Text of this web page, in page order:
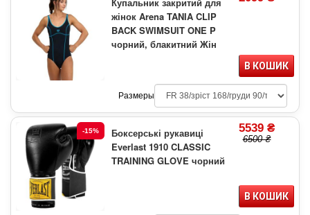
жінок Arena TANIA CLIP
BACK SWIMSUIT ONE P
чорний, блакитний Жін
В КОШИК
Размеры
-15%
Боксерські рукавиці
Everlast 1910 CLASSIC
TRAINING GLOVE чорний
5539 ₴
6500 ₴
В КОШИК